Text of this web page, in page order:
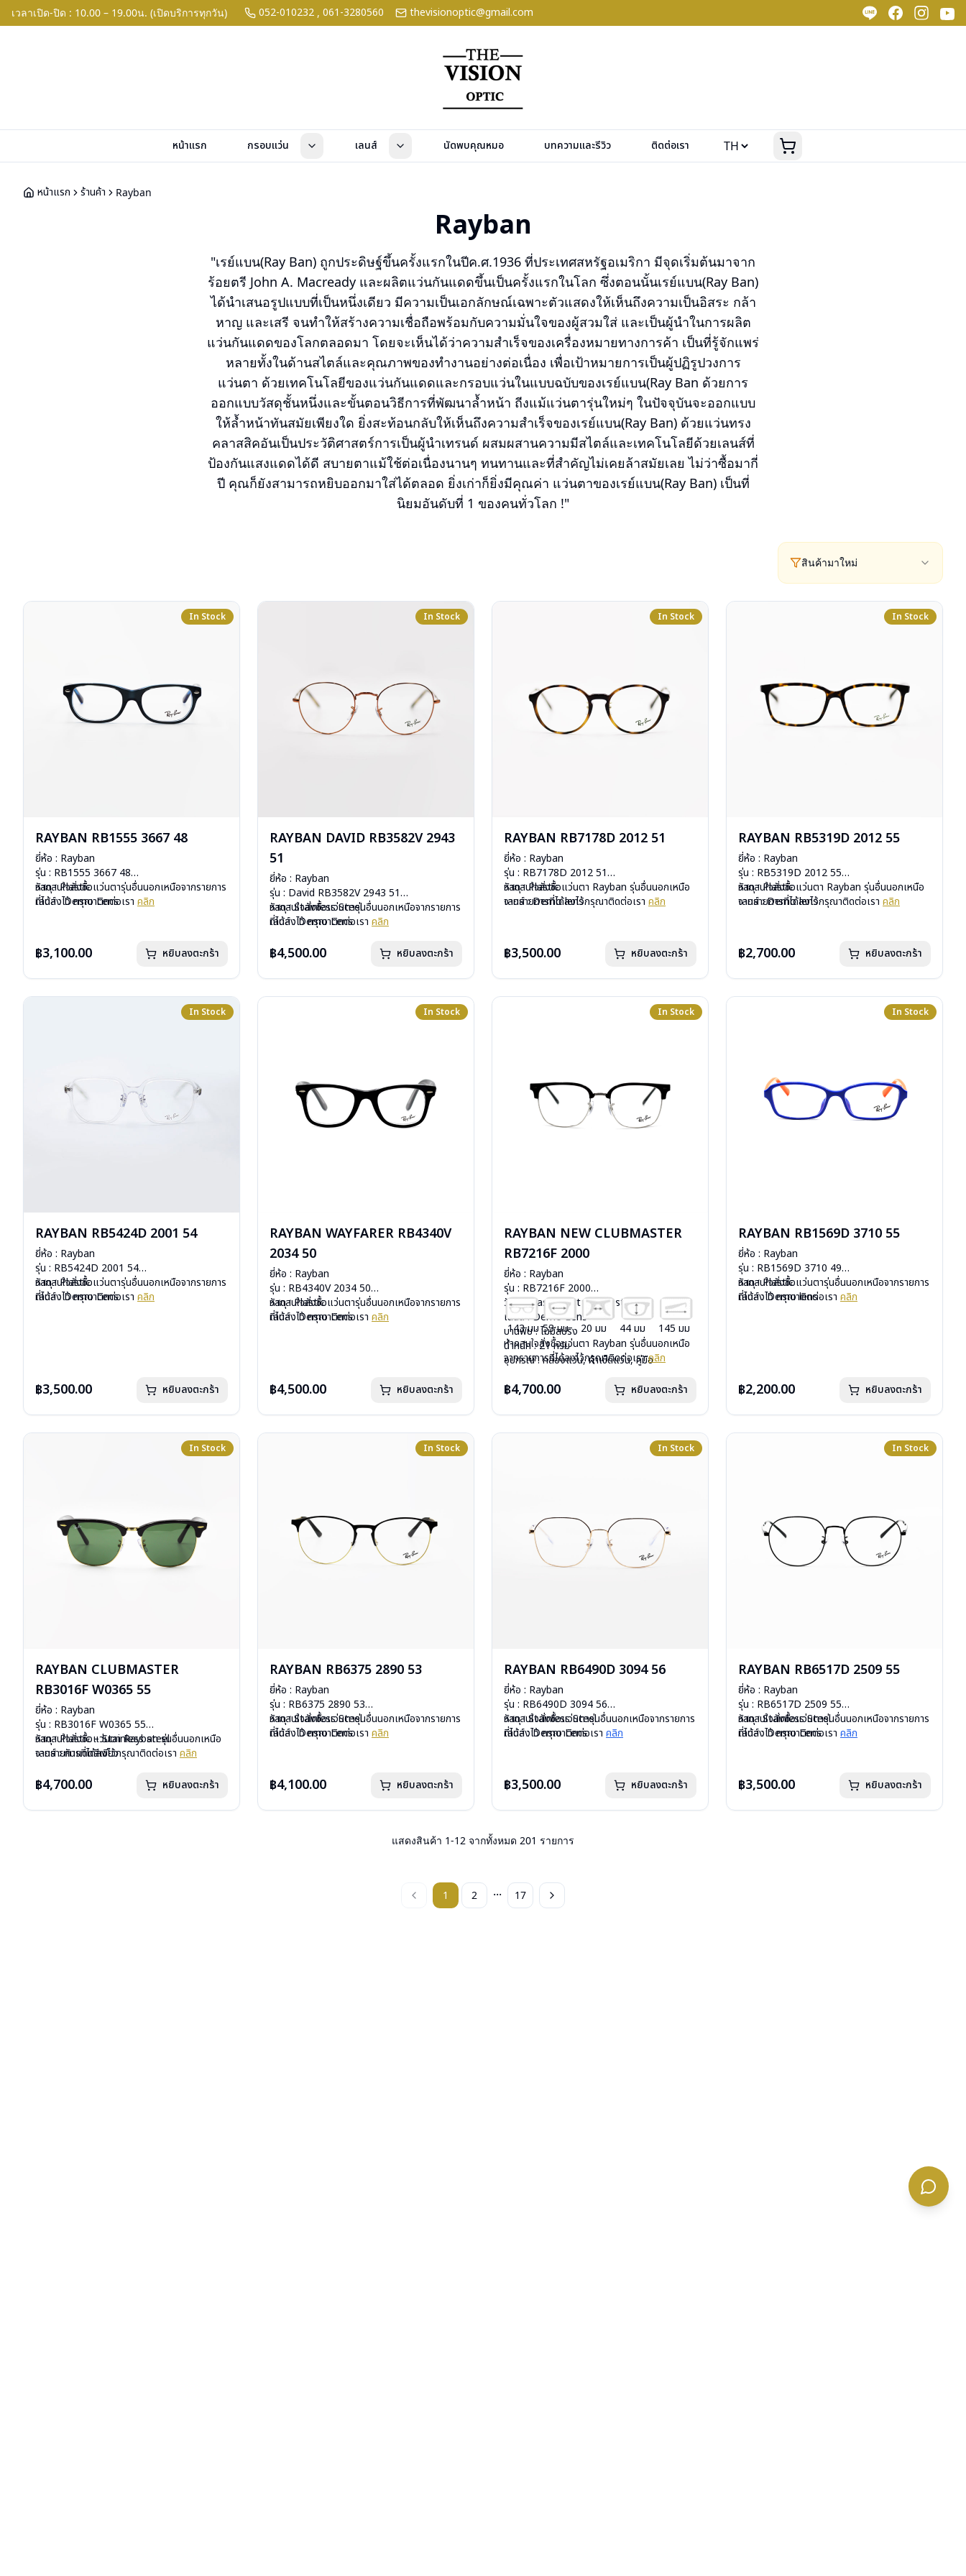
เวลาเปิด-ปิด : 10.00 – 19.00น. (เปิดบริการทุกวัน) 052-010232 , 061-3280560 thevisionoptic@gmail.com
หน้าแรก กรอบแว่น เลนส์ นัดพบคุณหมอ บทความและรีวิว ติดต่อเรา
หน้าแรก ร้านค้า Rayban
Rayban
"เรย์แบน(Ray Ban) ถูกประดิษฐ์ขึ้นครั้งแรกในปีค.ศ.1936 ที่ประเทศสหรัฐอเมริกา มีจุดเริ่มต้นมาจาก
ร้อยตรี John A. Macready และผลิตแว่นกันแดดขึ้นเป็นครั้งแรกในโลก ซึ่งตอนนั้นเรย์แบน(Ray Ban)
ได้นำเสนอรูปแบบที่เป็นหนึ่งเดียว มีความเป็นเอกลักษณ์เฉพาะตัวแสดงให้เห็นถึงความเป็นอิสระ กล้า
หาญ และเสรี จนทำให้สร้างความเชื่อถือพร้อมกับความมั่นใจของผู้สวมใส่ และเป็นผู้นำในการผลิต
แว่นกันแดดของโลกตลอดมา โดยจะเห็นได้ว่าความสำเร็จของเครื่องหมายทางการค้า เป็นที่รู้จักแพร่
หลายทั้งในด้านสไตล์และคุณภาพของทำงานอย่างต่อเนื่อง เพื่อเป้าหมายการเป็นผู้ปฏิรูปวงการ
แว่นตา ด้วยเทคโนโลยีของแว่นกันแดดและกรอบแว่นในแบบฉบับของเรย์แบน(Ray Ban ด้วยการ
ออกแบบวัสดุชั้นหนึ่งและขั้นตอนวิธีการที่พัฒนาล้ำหน้า ถีงแม้แว่นตารุ่นใหม่ๆ ในปัจจุบันจะออกแบบ
ให้ล้ำหน้าทันสมัยเพียงใด ยิ่งสะท้อนกลับให้เห็นถึงความสำเร็จของเรย์แบน(Ray Ban) ด้วยแว่นทรง
คลาสสิคอันเป็นประวัติศาสตร์การเป็นผู้นำเทรนด์ ผสมผสานความมีสไตล์และเทคโนโลยีด้วยเลนส์ที่
ป้องกันแสงแดดได้ดี สบายตาแม้ใช้ต่อเนื่องนานๆ ทนทานและที่สำคัญไม่เคยล้าสมัยเลย ไม่ว่าซื้อมากี่
ปี คุณก็ยังสามารถหยิบออกมาใส่ได้ตลอด ยิ่งเก่าก็ยิ่งมีคุณค่า แว่นตาของเรย์แบน(Ray Ban) เป็นที่
นิยมอันดับที่ 1 ของคนทั่วโลก !"
สินค้ามาใหม่
In Stock
RAYBAN RB1555 3667 48
ยี่ห้อ : Rayban
รุ่น : RB1555 3667 48
วัสดุ : Plastic
เลนส์ : Demo Lens
อุปกรณ์ : กล่องแว่น, ผ้าเช็ดแว่น, คู่มือ
การรับประกัน : 2 ปี (ประกันศูนย์ Luxottica )
หากสนใจสั่งชื้อแว่นตารุ่นอื่นนอกเหนือจากรายการ
ที่ได้ลงไว้ กรุณาติดต่อเรา คลิก
฿3,100.00 หยิบลงตะกร้า
In Stock
RAYBAN DAVID RB3582V 2943
51
ยี่ห้อ : Rayban
รุ่น : David RB3582V 2943 51
วัสดุ : Stainless Steel
เลนส์ : Demo Lens
น้ำหนัก : 18 กรัม
การรับประกัน : 2 ปี (ประกันศูนย์ Luxottica )
หากสนใจสั่งชื้อแว่นตารุ่นอื่นนอกเหนือจากรายการ
ที่ได้ลงไว้ กรุณาติดต่อเรา คลิก
฿4,500.00 หยิบลงตะกร้า
In Stock
RAYBAN RB7178D 2012 51
ยี่ห้อ : Rayban
รุ่น : RB7178D 2012 51
วัสดุ : Plastic
เลนส์ : Demo lens
อุปกรณ์ : กล่องแว่น, ผ้าเช็ดแว่น, คู่มือ
การรับประกัน : 2 ปี (ประกันศูนย์ Luxottica)
หากสนใจสั่งชื้อแว่นตา Rayban รุ่นอื่นนอกเหนือ
จากรายการที่ได้ลงไว้กรุณาติดต่อเรา คลิก
฿3,500.00 หยิบลงตะกร้า
In Stock
RAYBAN RB5319D 2012 55
ยี่ห้อ : Rayban
รุ่น : RB5319D 2012 55
วัสดุ : Plastic
เลนส์ : Demo lens
อุปกรณ์ : กล่องแว่น, ผ้าเช็ดแว่น, คู่มือ
การรับประกัน : 2 ปี (ประกันศูนย์ Luxottica)
หากสนใจสั่งชื้อแว่นตา Rayban รุ่นอื่นนอกเหนือ
จากรายการที่ได้ลงไว้กรุณาติดต่อเรา คลิก
฿2,700.00 หยิบลงตะกร้า
In Stock
RAYBAN RB5424D 2001 54
ยี่ห้อ : Rayban
รุ่น : RB5424D 2001 54
วัสดุ : Plastic
เลนส์ : Demo Lens
หากสนใจสั่งชื้อแว่นตารุ่นอื่นนอกเหนือจากรายการ
ที่ได้ลงไว้ กรุณาติดต่อเรา คลิก
฿3,500.00 หยิบลงตะกร้า
In Stock
RAYBAN WAYFARER RB4340V
2034 50
ยี่ห้อ : Rayban
รุ่น : RB4340V 2034 50
วัสดุ : Plastic
เลนส์ : Demo Lens
หากสนใจสั่งชื้อแว่นตารุ่นอื่นนอกเหนือจากรายการ
ที่ได้ลงไว้ กรุณาติดต่อเรา คลิก
฿4,500.00 หยิบลงตะกร้า
In Stock
RAYBAN NEW CLUBMASTER
RB7216F 2000
ยี่ห้อ : Rayban
รุ่น : RB7216F 2000
วัสดุ : Plastic – Stainless steel
เลนส์ : Demo Lens
บานพับ : ไม่มีสปริง
น้ำหนัก : 21 กรัม
อุปกรณ์ : กล่องแว่น, ผ้าเช็ดแว่น, คู่มือ
143 มม 53 มม 20 มม 44 มม
145 มม
หากสนใจสั่งชื้อแว่นตา Rayban รุ่นอื่นนอกเหนือ
จากรายการที่ได้ลงไว้กรุณาติดต่อเราคลิก
฿4,700.00 หยิบลงตะกร้า
In Stock
RAYBAN RB1569D 3710 55
ยี่ห้อ : Rayban
รุ่น : RB1569D 3710 49
วัสดุ : Plastic
เลนส์ : Demo lens
หากสนใจสั่งชื้อแว่นตารุ่นอื่นนอกเหนือจากรายการ
ที่ได้ลงไว้ กรุณาติดต่อเรา คลิก
฿2,200.00 หยิบลงตะกร้า
In Stock
RAYBAN CLUBMASTER
RB3016F W0365 55
ยี่ห้อ : Rayban
รุ่น : RB3016F W0365 55
วัสดุ : Plastic – Stainless steel
เลนส์ : กันแดดสีเขียว
น้ำหนัก : 42 กรัม
การรับประกัน : 2 ปี (ประกันศูนย์ Luxottica)
หากสนใจสั่งชื้อแว่นตา Rayban รุ่นอื่นนอกเหนือ
จากรายการที่ได้ลงไว้กรุณาติดต่อเรา คลิก
฿4,700.00 หยิบลงตะกร้า
In Stock
RAYBAN RB6375 2890 53
ยี่ห้อ : Rayban
รุ่น : RB6375 2890 53
วัสดุ : Stainless Steel
เลนส์ : Demo Lens
อุปกรณ์ : กล่องแว่น, ผ้าเช็ดแว่น, คู่มือ
การรับประกัน : 2 ปี (ประกันศูนย์ Luxottica )
หากสนใจสั่งชื้อแว่นตารุ่นอื่นนอกเหนือจากรายการ
ที่ได้ลงไว้ กรุณาติดต่อเรา คลิก
฿4,100.00 หยิบลงตะกร้า
In Stock
RAYBAN RB6490D 3094 56
ยี่ห้อ : Rayban
รุ่น : RB6490D 3094 56
วัสดุ : Stainless Steel
เลนส์ : Demo Lens
อุปกรณ์ : กล่องแว่น, ผ้าเช็ดแว่น, คู่มือ
การรับประกัน : 2 ปี (ประกันศูนย์ Luxottica )
หากสนใจสั่งชื้อแว่นตารุ่นอื่นนอกเหนือจากรายการ
ที่ได้ลงไว้ กรุณาติดต่อเรา คลิก
฿3,500.00 หยิบลงตะกร้า
In Stock
RAYBAN RB6517D 2509 55
ยี่ห้อ : Rayban
รุ่น : RB6517D 2509 55
วัสดุ : Stainless Steel
เลนส์ : Demo Lens
อุปกรณ์ : กล่องแว่น, ผ้าเช็ดแว่น, คู่มือ
การรับประกัน : 2 ปี (ประกันศูนย์ Luxottica )
หากสนใจสั่งชื้อแว่นตารุ่นอื่นนอกเหนือจากรายการ
ที่ได้ลงไว้ กรุณาติดต่อเรา คลิก
฿3,500.00 หยิบลงตะกร้า
แสดงสินค้า 1-12 จากทั้งหมด 201 รายการ
1 2 ... 17